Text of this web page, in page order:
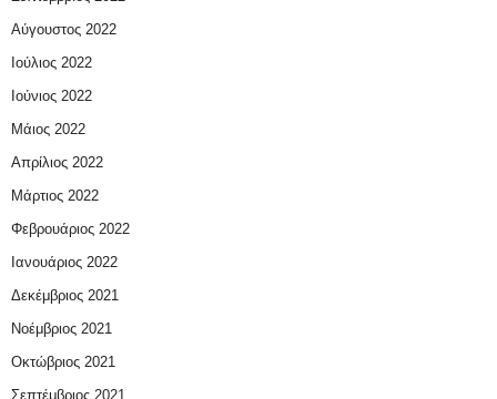
Αύγουστος 2022
Ιούλιος 2022
Ιούνιος 2022
Μάιος 2022
Απρίλιος 2022
Μάρτιος 2022
Φεβρουάριος 2022
Ιανουάριος 2022
Δεκέμβριος 2021
Νοέμβριος 2021
Οκτώβριος 2021
Σεπτέμβριος 2021